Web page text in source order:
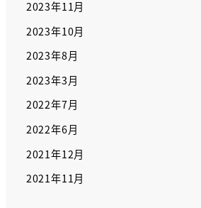
2023年11月
2023年10月
2023年8月
2023年3月
2022年7月
2022年6月
2021年12月
2021年11月